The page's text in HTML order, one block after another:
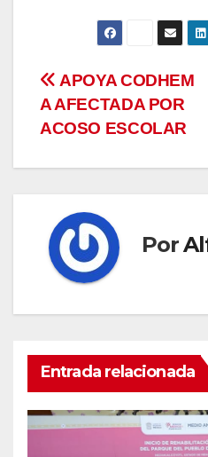
Navegación
de
entradas
APOYA CODHEM
A AFECTADA POR
ACOSO ESCOLAR
Por
Entrada relacionada